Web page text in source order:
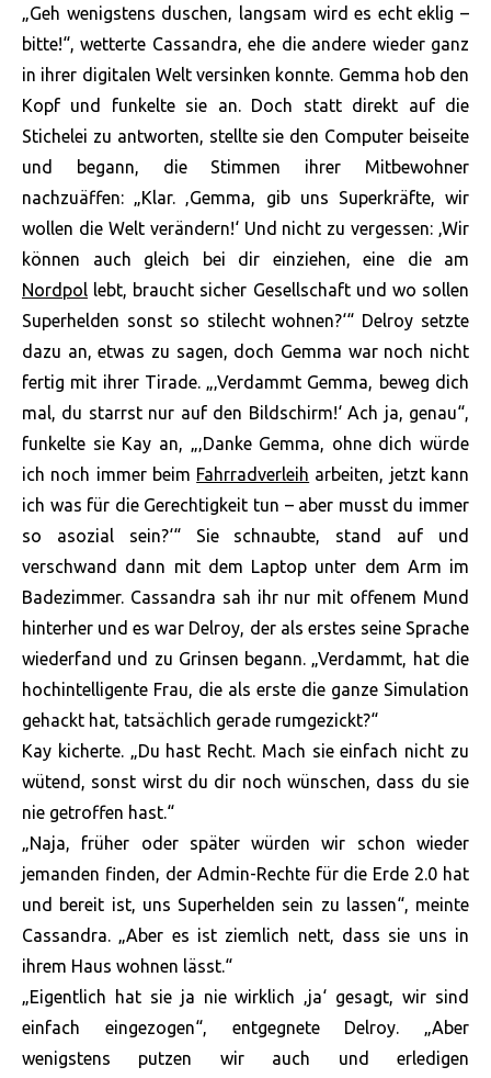
„Geh wenigstens duschen, langsam wird es echt eklig –
bitte!“, wetterte Cassandra, ehe die andere wieder ganz
in ihrer digitalen Welt versinken konnte. Gemma hob den
Kopf und funkelte sie an. Doch statt direkt auf die
Stichelei zu antworten, stellte sie den Computer beiseite
und begann, die Stimmen ihrer Mitbewohner
nachzuäffen: „Klar. ‚Gemma, gib uns Superkräfte, wir
wollen die Welt verändern!‘ Und nicht zu vergessen: ‚Wir
können auch gleich bei dir einziehen, eine die am
Nordpol lebt, braucht sicher Gesellschaft und wo sollen
Superhelden sonst so stilecht wohnen?‘“ Delroy setzte
dazu an, etwas zu sagen, doch Gemma war noch nicht
fertig mit ihrer Tirade. „‚Verdammt Gemma, beweg dich
mal, du starrst nur auf den Bildschirm!‘ Ach ja, genau“,
funkelte sie Kay an, „‚Danke Gemma, ohne dich würde
ich noch immer beim Fahrradverleih arbeiten, jetzt kann
ich was für die Gerechtigkeit tun – aber musst du immer
so asozial sein?‘“ Sie schnaubte, stand auf und
verschwand dann mit dem Laptop unter dem Arm im
Badezimmer. Cassandra sah ihr nur mit offenem Mund
hinterher und es war Delroy, der als erstes seine Sprache
wiederfand und zu Grinsen begann. „Verdammt, hat die
hochintelligente Frau, die als erste die ganze Simulation
gehackt hat, tatsächlich gerade rumgezickt?“
Kay kicherte. „Du hast Recht. Mach sie einfach nicht zu
wütend, sonst wirst du dir noch wünschen, dass du sie
nie getroffen hast.“
„Naja, früher oder später würden wir schon wieder
jemanden finden, der Admin-Rechte für die Erde 2.0 hat
und bereit ist, uns Superhelden sein zu lassen“, meinte
Cassandra. „Aber es ist ziemlich nett, dass sie uns in
ihrem Haus wohnen lässt.“
„Eigentlich hat sie ja nie wirklich ‚ja‘ gesagt, wir sind
einfach eingezogen“, entgegnete Delroy. „Aber
wenigstens putzen wir auch und erledigen